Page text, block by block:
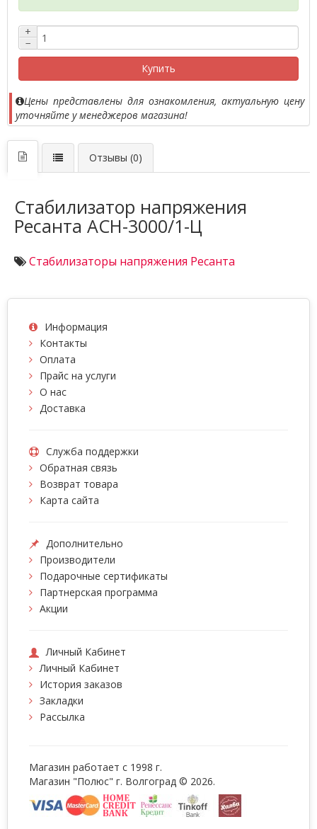
+
−
Купить
Цены представлены для ознакомления, актуальную цену
уточняйте у менеджеров магазина!
Отзывы (0)
Стабилизатор напряжения
Ресанта АСН-3000/1-Ц
Стабилизаторы напряжения Ресанта
Информация
Контакты
Оплата
Прайс на услуги
О нас
Доставка
Служба поддержки
Обратная связь
Возврат товара
Карта сайта
Дополнительно
Производители
Подарочные сертификаты
Партнерская программа
Акции
Личный Кабинет
Личный Кабинет
История заказов
Закладки
Рассылка
Магазин работает с 1998 г.
Магазин "Полюс" г. Волгоград © 2026.